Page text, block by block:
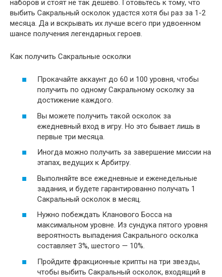
наборов и стоят не так дешево. Готовьтесь к тому, что
выбить Сакральный осколок удастся хотя бы раз за 1-2
месяца. Да и вскрывать их лучше всего при удвоенном
шансе получения легендарных героев.
Как получить Сакральные осколки
Прокачайте аккаунт до 60 и 100 уровня, чтобы
получить по одному Сакральному осколку за
достижение каждого.
Вы можете получить такой осколок за
ежедневный вход в игру. Но это бывает лишь в
первые три месяца.
Иногда можно получить за завершение миссии на
этапах, ведущих к Арбитру.
Выполняйте все ежедневные и еженедельные
задания, и будете гарантированно получать 1
Сакральный осколок в месяц.
Нужно побеждать Кланового Босса на
максимальном уровне. Из сундука пятого уровня
вероятность выпадения Сакрального осколка
составляет 3%, шестого — 10%.
Пройдите фракционные крипты на три звезды,
чтобы выбить Сакральный осколок, входящий в